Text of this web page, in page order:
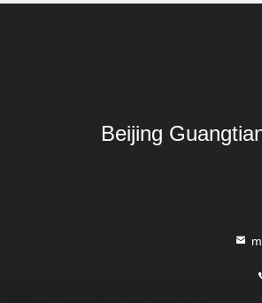
Beijing